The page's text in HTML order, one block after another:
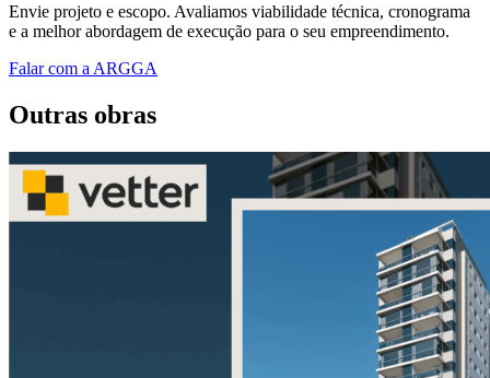
Envie projeto e escopo. Avaliamos viabilidade técnica, cronograma
e a melhor abordagem de execução para o seu empreendimento.
Falar com a ARGGA
Outras obras